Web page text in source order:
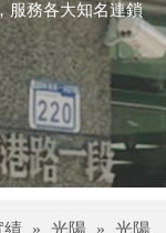
服務各大知名連鎖
績 » 光陽 » 光陽